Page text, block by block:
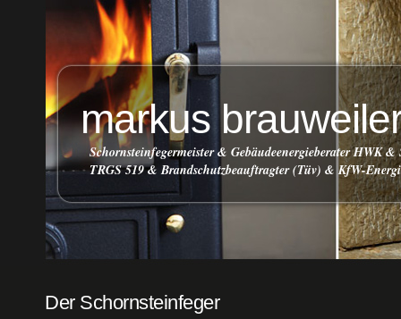
markus
Schornsteinfegermeister & Gebäudeenergieberater HWK
TRGS 519 & Brandschutzbeauftragter (Tüv) & KfW-
Der Schornsteinfeger